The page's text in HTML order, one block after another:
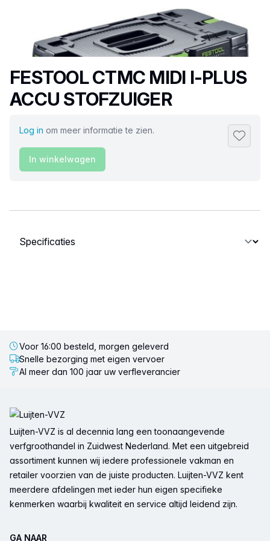
Productnaam
FESTOOL CTMC MIDI I-PLUS
ACCU STOFZUIGER
Log in om meer informatie te zien.
In winkelwagen
Selecteer een tabblad
Voor 16:00 besteld, morgen geleverd
Snelle bezorging met eigen vervoer
Al meer dan 100 jaar uw verfleverancier
Luijten-VVZ is al decennia lang een toonaangevende
verfgroothandel in Zuidwest Nederland. Met een uitgebreid
assortiment kunnen wij iedere professionele vakman en
retailer voorzien van de juiste producten. Luijten-VVZ kent
meerdere afdelingen met ieder hun eigen specifieke
kenmerken waarbij kwaliteit en service altijd leidend zijn.
GA NAAR